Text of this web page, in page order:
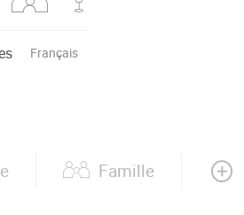
Français
Famille